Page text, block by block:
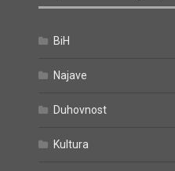
BiH
Najave
Duhovnost
Kultura